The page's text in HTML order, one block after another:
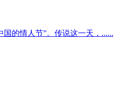
的情人节”。传说这一天， ......